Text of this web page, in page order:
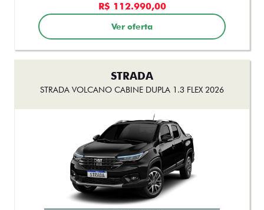
R$ 112.990,00
Ver oferta
STRADA
STRADA VOLCANO CABINE DUPLA 1.3 FLEX 2026